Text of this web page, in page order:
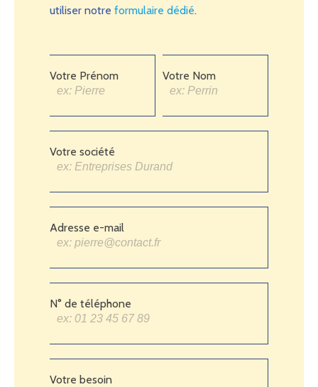
utiliser notre formulaire dédié.
Votre Prénom Votre Nom
Votre société
Adresse e-mail
N° de téléphone
Votre besoin